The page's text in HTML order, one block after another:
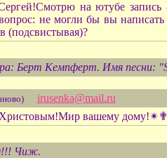
Сергей!Смотрю на ютубе
не могли бы вы
(подсвистывая)?
Берт Кемпферт. Имя песни:
irusenka@mail.ru
вашему
Чиж.